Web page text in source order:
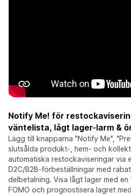
Notify Me! för
väntelista, lågt lager-larm &
Lägg till knapparna "Notify Me",
slutsålda produkt-, hem- och
automatiska restockaviseringar via
D2C/B2B-förbeställningar med
delbetalning. Visa lågt lager med
FOMO och prognostisera lagret